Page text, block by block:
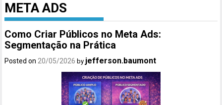
META ADS
Como Criar Públicos no Meta Ads:
Segmentação na Prática
Posted on20/05/2026 by jefferson.baumont